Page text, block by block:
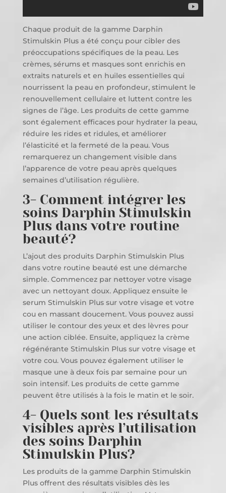
Chaque produit de la gamme Darphin
Stimulskin Plus a été conçu pour cibler des
préoccupations spécifiques de la peau. Les
crèmes, sérums et masques sont enrichis en
extraits naturels et en huiles essentielles qui
nourrissent la peau en profondeur, stimulent le
renouvellement cellulaire et luttent contre les
signes de l’âge. Les produits de cette gamme
sont également efficaces pour hydrater la peau,
réduire les rides et ridules, et améliorer
l’élasticité et la fermeté de la peau. Vous
remarquerez un changement visible dans
l’apparence de votre peau après quelques
semaines d’utilisation régulière.
3- Comment intégrer les
soins Darphin Stimulskin
Plus dans votre routine
beauté?
L’ajout des produits Darphin Stimulskin Plus
dans votre routine beauté est une démarche
simple. Commencez par nettoyer votre visage
avec un nettoyant doux. Appliquez ensuite le
serum Stimulskin Plus sur votre visage et votre
cou en massant doucement. Vous pouvez aussi
utiliser le contour des yeux et des lèvres pour
une action ciblée. Ensuite, appliquez la crème
régénérante Stimulskin Plus sur votre visage et
votre cou. Vous pouvez également utiliser le
masque une à deux fois par semaine pour un
soin intensif. Les produits de cette gamme
peuvent être utilisés à la fois le matin et le soir.
4- Quels sont les résultats
visibles après l’utilisation
des soins Darphin
Stimulskin Plus?
Les produits de la gamme Darphin Stimulskin
Plus offrent des résultats visibles dès les